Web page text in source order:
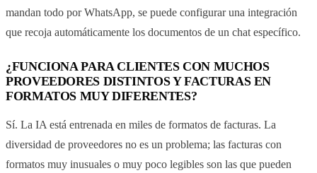
mandan todo por WhatsApp, se puede configurar una integración
que recoja automáticamente los documentos de un chat específico.
¿FUNCIONA PARA CLIENTES CON MUCHOS
PROVEEDORES DISTINTOS Y FACTURAS EN
FORMATOS MUY DIFERENTES?
Sí. La IA está entrenada en miles de formatos de facturas. La
diversidad de proveedores no es un problema; las facturas con
formatos muy inusuales o muy poco legibles son las que pueden